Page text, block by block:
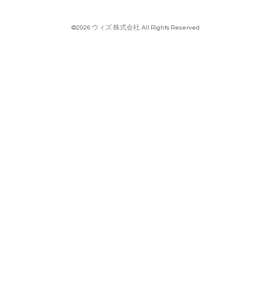
©2026 ウィズ 株式会社 . All Rights Reserved.